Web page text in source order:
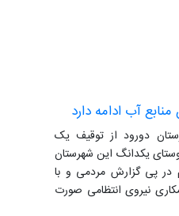
آب ادامه دارد
دورود از توقیف یک
یکدانگ این شهرستان
در پی گزارش مردمی و با
نیروی انتظامی صورت